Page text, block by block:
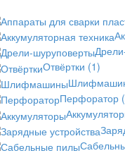
Отвёртки (1)
Перфоратор